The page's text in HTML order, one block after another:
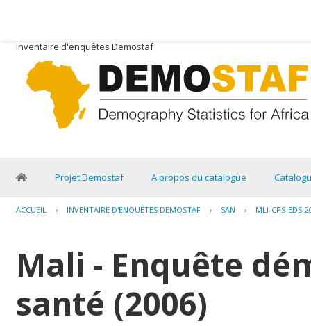
Inventaire d'enquêtes Demostaf
Projet Demostaf A propos du catalogue
ACCUEIL › INVENTAIRE D'ENQUÊTES DEMOSTAF › SAN › MLI-CPS-EDS-
Mali - Enquête
santé (2006)